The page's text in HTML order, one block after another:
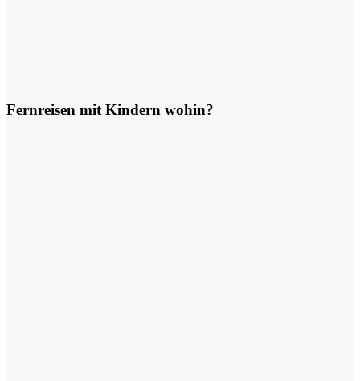
Fernreisen mit Kindern wohin?